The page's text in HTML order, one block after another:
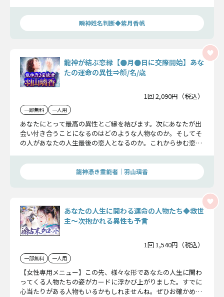
瞬神姓名判断◆紫月香帆
龍神が結ぶ恋縁【●月●日に交際開始】あな
たの運命の異性⇒顔/名/歳
1回 2,090円（税込）
一部無料 一人用
あなたにとって最高の異性とご縁を結びます。次にあなたが出
会い付き合うことになるのはどのような人物なのか。そしてそ
の人があなたの人生最後の恋人となるのか。これから歩む恋運
龍神憑き霊能者｜羽山璃香
あなたの人生に関わる運命の人物たち◆救世
主〜次抱かれる異性も予言
1回 1,540円（税込）
一部無料 一人用
【女性専用メニュー】この先、様々な形であなたの人生に関わ
ってくる人物たちの姿がカードに浮かび上がりました。すでに
心当たりがある人物もいるかもしれませんね。ぜひお確かめく